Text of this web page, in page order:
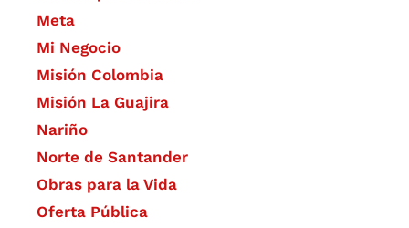
Meta
Mi Negocio
Misión Colombia
Misión La Guajira
Nariño
Norte de Santander
Obras para la Vida
Oferta Pública